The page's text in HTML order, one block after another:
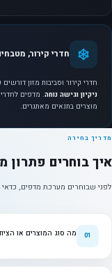
חדרי קירור,
חדרי קירור וסביבות מזון
ניקיון וגישה נוחה. מדפים
מוצרים בתנאים מאתגרים.
מדריך בחירה
איך בוחרים פתרון
לפני שבוחרים מערכת מדפים,
מה סוג המוצרים או